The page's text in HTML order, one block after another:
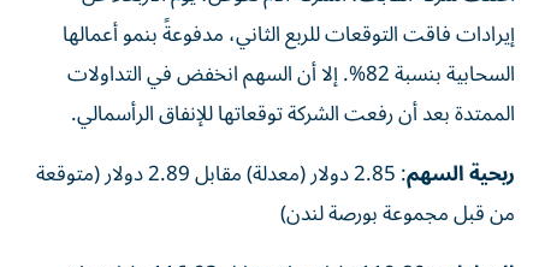
إيرادات فاقت التوقعات للربع الثاني، مدفوعةً بنمو أعمالها
السحابية بنسبة 82%. إلا أن السهم انخفض في التداولات
الممتدة بعد أن رفعت الشركة توقعاتها للإنفاق الرأسمالي.
ربحية السهم
من قبل مجموعة بورصة لندن)